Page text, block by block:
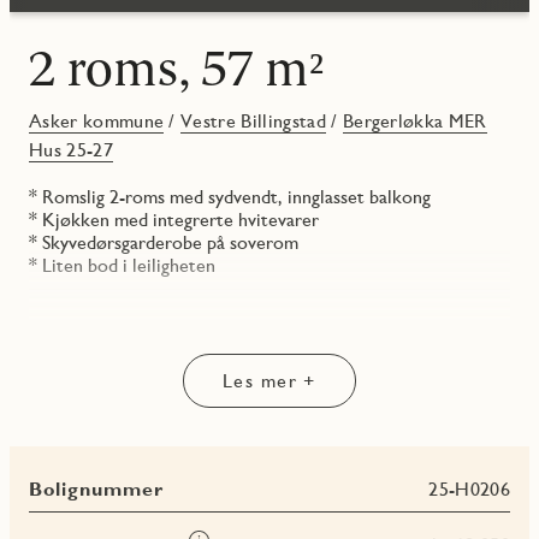
2 roms, 57 m²
Asker kommune /Vestre Billingstad/ Bergerløkka MER
Hus 25-27
* Romslig 2-roms med sydvendt, innglasset balkong
* Kjøkken med integrerte hvitevarer
* Skyvedørsgarderobe på soverom
* Liten bod i leiligheten
Les mer +
Bolignummer 25-H0206